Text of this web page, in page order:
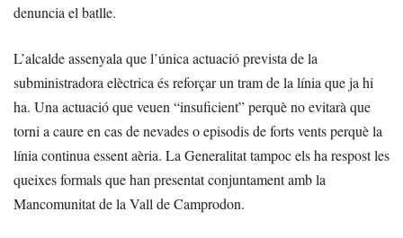
denuncia el batlle.
L’alcalde assenyala que l’única actuació prevista de la
subministradora elèctrica és reforçar un tram de la línia que ja hi
ha. Una actuació que veuen “insuficient” perquè no evitarà que
torni a caure en cas de nevades o episodis de forts vents perquè la
línia continua essent aèria. La Generalitat tampoc els ha respost les
queixes formals que han presentat conjuntament amb la
Mancomunitat de la Vall de Camprodon.